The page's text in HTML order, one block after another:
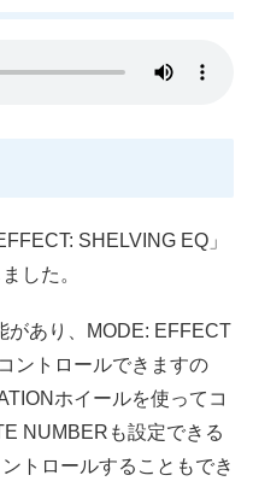
SHELVING EQ」
した。
があり、MODE: EFFECT
ントロールできますの
ホイールを使ってコ
NUMBERも設定できる
トロールすることもでき